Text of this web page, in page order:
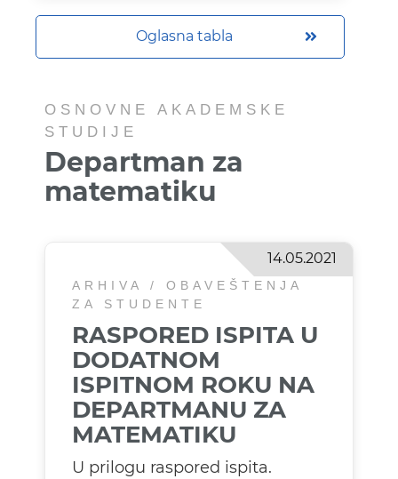
Oglasna tabla
OSNOVNE AKADEMSKE
STUDIJE
Departman za
matematiku
14.05.2021
ARHIVA / OBAVEŠTENJA
ZA STUDENTE
RASPORED ISPITA U
DODATNOM
ISPITNOM ROKU NA
DEPARTMANU ZA
MATEMATIKU
U prilogu raspored ispita.